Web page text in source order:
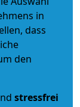
in
dass
den
stressfrei